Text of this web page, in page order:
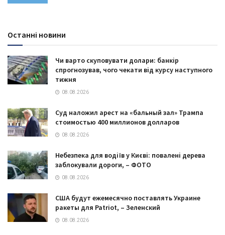
Останні новини
Чи варто скуповувати долари: банкір
спрогнозував, чого чекати від курсу наступного
тижня
08.08.2026
Суд наложил арест на «бальный зал» Трампа
стоимостью 400 миллионов долларов
08.08.2026
Небезпека для водіїв у Києві: повалені дерева
заблокували дороги, – ФОТО
08.08.2026
США будут ежемесячно поставлять Украине
ракеты для Patriot, – Зеленский
08.08.2026